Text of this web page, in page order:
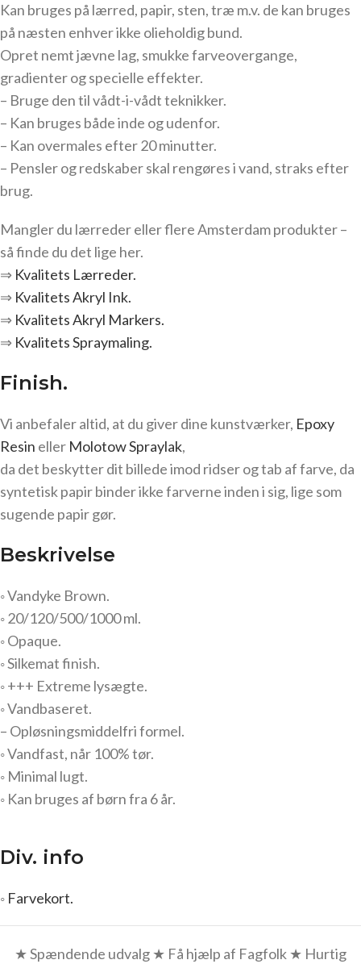
Kan bruges på lærred, papir, sten, træ m.v. de kan bruges
på næsten enhver ikke olieholdig bund.
Opret nemt jævne lag, smukke farveovergange,
gradienter og specielle effekter.
– Bruge den til vådt-i-vådt teknikker.
– Kan bruges både inde og udenfor.
– Kan overmales efter 20 minutter.
– Pensler og redskaber skal rengøres i vand, straks efter
brug.
Mangler du lærreder eller flere Amsterdam produkter –
så finde du det lige her.
⇒ Kvalitets Lærreder.
⇒ Kvalitets Akryl Ink.
⇒ Kvalitets Akryl Markers.
⇒ Kvalitets Spraymaling.
Finish.
Vi anbefaler altid, at du giver dine kunstværker, Epoxy
Resin eller Molotow Spraylak,
da det beskytter dit billede imod ridser og tab af farve, da
syntetisk papir binder ikke farverne inden i sig, lige som
sugende papir gør.
Beskrivelse
◦ Vandyke Brown.
◦ 20/120/500/1000 ml.
◦ Opaque.
◦ Silkemat finish.
◦ +++ Extreme lysægte.
◦ Vandbaseret.
– Opløsningsmiddelfri formel.
◦ Vandfast, når 100% tør.
◦ Minimal lugt.
◦ Kan bruges af børn fra 6 år.
Div. info
◦ Farvekort.
★ Spændende udvalg ★ Få hjælp af Fagfolk ★ Hurtig